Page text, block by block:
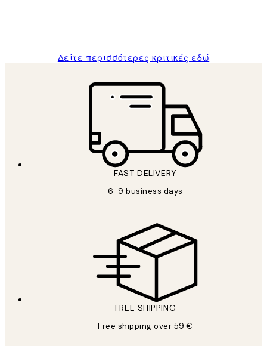
Δείτε περισσότερες κριτικές εδώ
FAST DELIVERY
6-9 business days
FREE SHIPPING
Free shipping over 59 €